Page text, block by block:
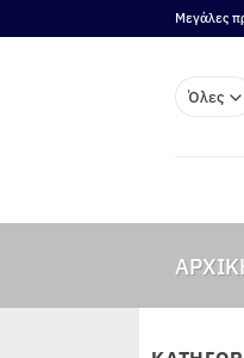
στο
Μεγάλες